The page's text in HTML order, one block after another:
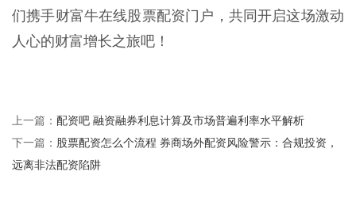
们携手财富牛在线股票配资门户，共同开启这场激动
人心的财富增长之旅吧！
上一篇： 配资吧 融资融券利息计算及市场普遍利率水平解析
下一篇： 股票配资怎么个流程 券商场外配资风险警示：合规投资，
远离非法配资陷阱